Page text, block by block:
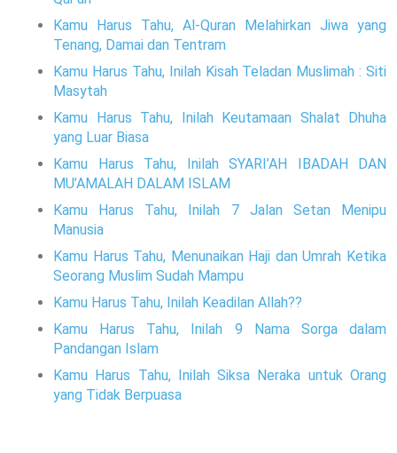
Kamu Harus Tahu, Al-Quran Melahirkan Jiwa yang
Tenang, Damai dan Tentram
Kamu Harus Tahu, Inilah Kisah Teladan Muslimah : Siti
Masytah
Kamu Harus Tahu, Inilah Keutamaan Shalat Dhuha
yang Luar Biasa
Kamu Harus Tahu, Inilah SYARI’AH IBADAH DAN
MU’AMALAH DALAM ISLAM
Kamu Harus Tahu, Inilah 7 Jalan Setan Menipu
Manusia
Kamu Harus Tahu, Menunaikan Haji dan Umrah Ketika
Seorang Muslim Sudah Mampu
Kamu Harus Tahu, Inilah Keadilan Allah??
Kamu Harus Tahu, Inilah 9 Nama Sorga dalam
Pandangan Islam
Kamu Harus Tahu, Inilah Siksa Neraka untuk Orang
yang Tidak Berpuasa